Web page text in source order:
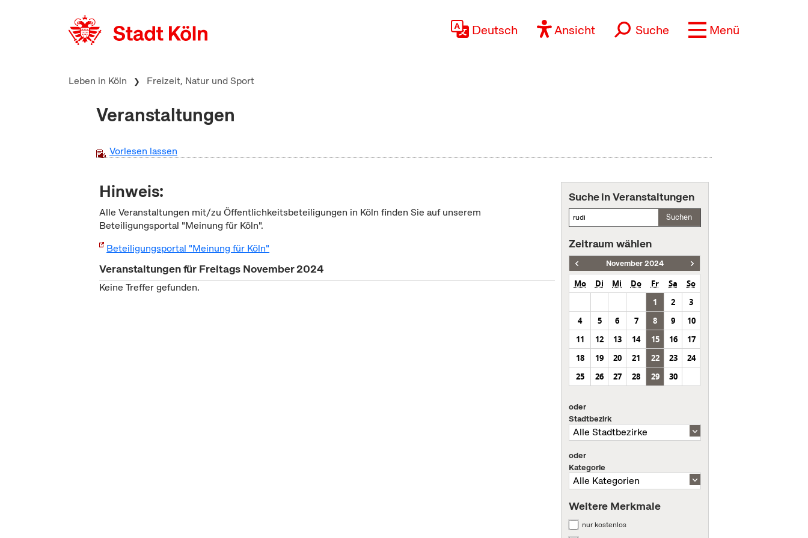
Deutsch Ansicht Suche Menü
Leben in Köln Freizeit, Natur und Sport
Veranstaltungen
Vorlesen lassen
Hinweis:
Alle Veranstaltungen mit/zu Öffentlichkeitsbeteiligungen in Köln finden Sie auf unserem
Beteiligungsportal "Meinung für Köln".
Beteiligungsportal "Meinung für Köln"
Veranstaltungen für Freitags November 2024
Keine Treffer gefunden.
Suche in Veranstaltungen
Suchen
Zeitraum wählen
November 2024
Mo Di Mi Do Fr Sa
So
1
2
3
4
5 6 7 8 9
10
11
12 13 14 15 16
17
18
19 20 21 22 23
24
25
26 27 28 29 30
oder
Stadtbezirk
oder
Kategorie
Weitere Merkmale
nur kostenlos